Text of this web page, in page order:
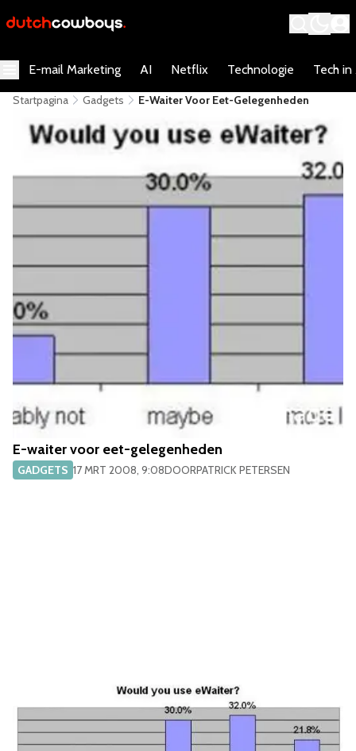
E-mail Marketing AI Netflix Technologie Tech in
Startpagina Gadgets E-Waiter Voor Eet-Gelegenheden
E-waiter voor eet-gelegenheden
GADGETS 17 MRT 2008, 9:08DOORPATRICK PETERSEN